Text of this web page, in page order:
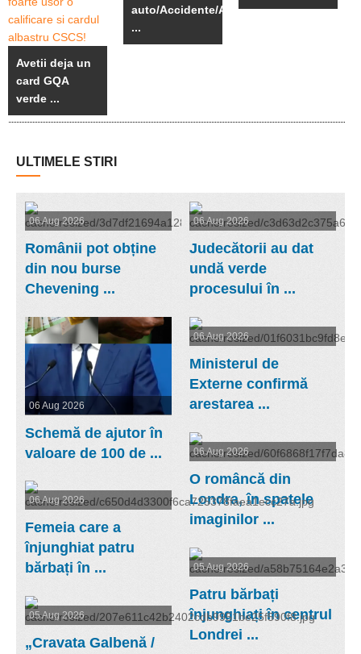
Avetii deja un
card GQA
verde ...
auto/Accidente/An
...
ULTIMELE STIRI
06 Aug 2026
Românii pot obține
din nou burse
Chevening ...
06 Aug 2026
Judecătorii au dat
undă verde
procesului în ...
06 Aug 2026
Schemă de ajutor în
valoare de 100 de ...
06 Aug 2026
Ministerul de
Externe confirmă
arestarea ...
06 Aug 2026
O româncă din
Londra, în spatele
imaginilor ...
06 Aug 2026
Femeia care a
înjunghiat patru
bărbați în ...
05 Aug 2026
Patru bărbați
înjunghiați în centrul
Londrei ...
05 Aug 2026
„Cravata Galbenă /